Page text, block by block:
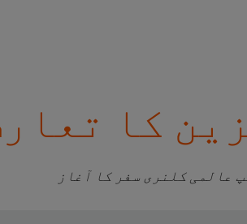
کا
عالمی کلنری سفر کا آغاز